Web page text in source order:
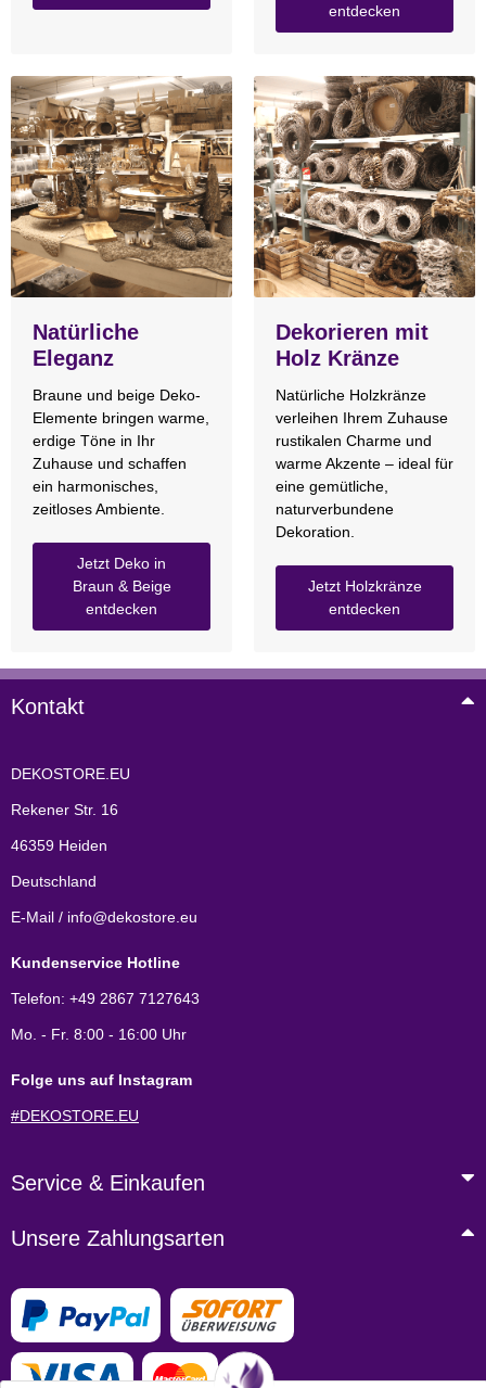
entdecken
Natürliche
Eleganz
Braune und beige Deko-
Elemente bringen warme,
erdige Töne in Ihr
Zuhause und schaffen
ein harmonisches,
zeitloses Ambiente.
Jetzt Deko in
Braun & Beige
entdecken
Dekorieren mit
Holz Kränze
Natürliche Holzkränze
verleihen Ihrem Zuhause
rustikalen Charme und
warme Akzente – ideal für
eine gemütliche,
naturverbundene
Dekoration.
Jetzt Holzkränze
entdecken
Kontakt
DEKOSTORE.EU
Rekener Str. 16
46359 Heiden
Deutschland
E-Mail / info@dekostore.eu
Kundenservice Hotline
Telefon: +49 2867 7127643
Mo. - Fr. 8:00 - 16:00 Uhr
Folge uns auf Instagram
#DEKOSTORE.EU
Service & Einkaufen
Unsere Zahlungsarten